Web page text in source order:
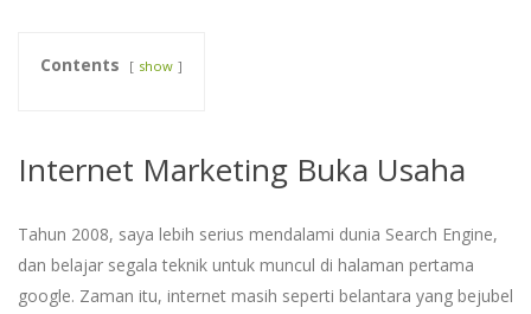
Contents show
Internet Marketing Buka Usaha
Tahun 2008, saya lebih serius mendalami dunia Search Engine,
dan belajar segala teknik untuk muncul di halaman pertama
google. Zaman itu, internet masih seperti belantara yang bejubel